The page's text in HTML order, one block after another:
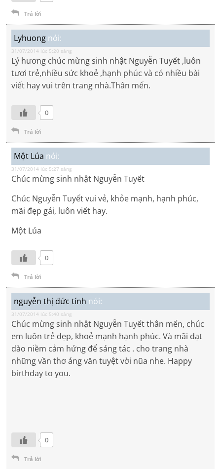
Trả lời
Lyhuong nói:
31/07/2014 lúc 5:20 sáng
Lý hương chúc mừng sinh nhật Nguyễn Tuyết ,luôn
tươi trẻ,nhiều sức khoẻ ,hạnh phúc và có nhiều bài
viết hay vui trên trang nhà.Thân mến.
0
Trả lời
Một Lúa nói:
31/07/2014 lúc 5:27 sáng
Chúc mừng sinh nhật Nguyễn Tuyết
Chúc Nguyễn Tuyết vui vẻ, khỏe mạnh, hạnh phúc,
mãi đẹp gái, luôn viết hay.
Một Lúa
0
Trả lời
nguyễn thị đức tính nói:
31/07/2014 lúc 5:40 sáng
Chúc mừng sinh nhật Nguyễn Tuyết thân mến, chúc
em luôn trẻ đẹp, khoẻ mạnh hạnh phúc. Và mãi dạt
dào niềm cảm hứng để sáng tác . cho trang nhà
những vần thơ áng văn tuyệt vời nũa nhe. Happy
birthday to you.
0
Trả lời